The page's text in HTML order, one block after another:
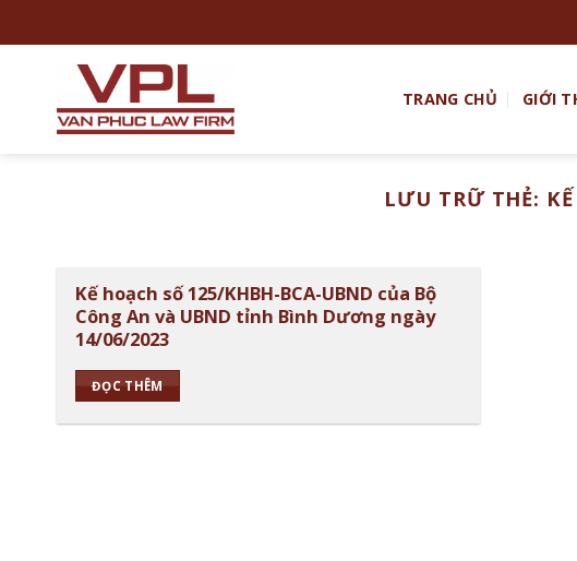
đến
TRANG CHỦ GIỚI
LƯU TRỮ THẺ:
Kế hoạch số 125/KHBH-BCA-UBND của Bộ
Công An và UBND tỉnh Bình Dương ngày
14/06/2023
ĐỌC THÊM